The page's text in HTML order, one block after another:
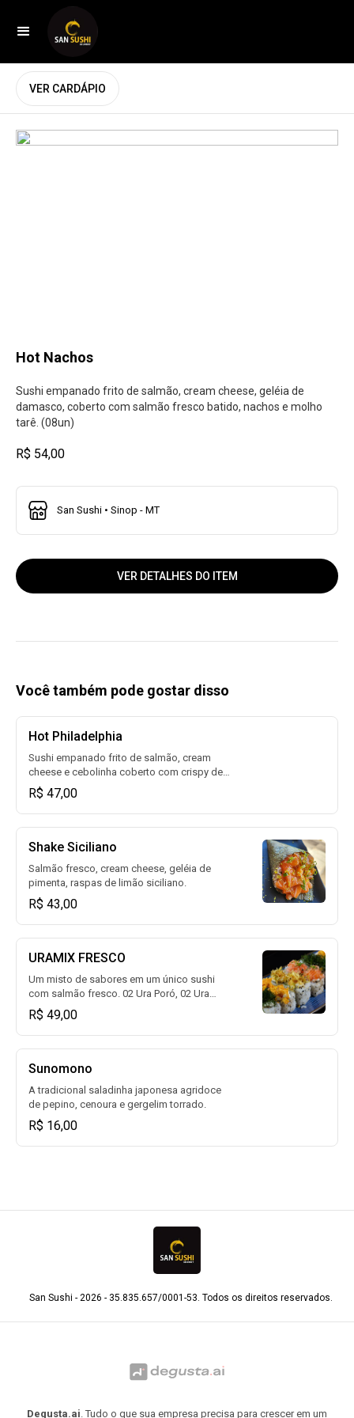
VER CARDÁPIO
Hot Nachos
Sushi empanado frito de salmão, cream cheese, geléia de
damasco, coberto com salmão fresco batido, nachos e molho
tarê. (08un)
R$ 54,00
San Sushi • Sinop - MT
VER DETALHES DO ITEM
Você também pode gostar disso
Hot Philadelphia
Sushi empanado frito de salmão, cream
cheese e cebolinha coberto com crispy de
batata doce e molho tarê. (08un)
R$ 47,00
Shake Siciliano
Salmão fresco, cream cheese, geléia de
pimenta, raspas de limão siciliano.
R$ 43,00
URAMIX FRESCO
Um misto de sabores em um único sushi
com salmão fresco. 02 Ura Poró, 02 Ura
couve, 02 Ura Nachos e 02 Ura Duo. (08un)
R$ 49,00
Sunomono
A tradicional saladinha japonesa agridoce
de pepino, cenoura e gergelim torrado.
R$ 16,00
San Sushi - 2026 - 35.835.657/0001-53. Todos os direitos reservados.
Degusta.ai. Tudo o que sua empresa precisa para crescer em um